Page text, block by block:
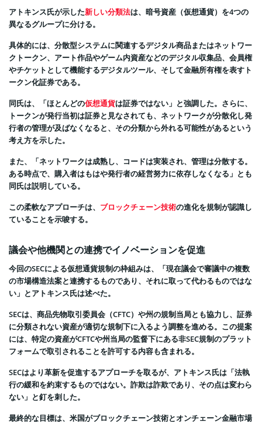
アトキンス氏が示した新しい分類法は、暗号資産（仮想通貨）を4つの
異なるグループに分ける。
具体的には、分散型システムに関連するデジタル商品またはネットワー
クトークン、アート作品やゲーム内資産などのデジタル収集品、会員権
やチケットとして機能するデジタルツール、そして金融所有権を表すト
ークン化証券である。
同氏は、「ほとんどの仮想通貨は証券ではない」と強調した。さらに、
トークンが発行当初は証券と見なされても、ネットワークが分散化し発
行者の管理が及ばなくなると、その分類から外れる可能性があるという
考え方を示した。
また、「ネットワークは成熟し、コードは実装され、管理は分散する。
ある時点で、購入者はもはや発行者の経営努力に依存しなくなる」とも
同氏は説明している。
この柔軟なアプローチは、 ブロックチェーン技術の進化を規制が認識し
ていることを示唆する。
議会や他機関との連携でイノベーションを促進
今回のSECによる仮想通貨規制の枠組みは、「現在議会で審議中の複数
の市場構造法案と連携するものであり、それに取って代わるものではな
い」とアトキンス氏は述べた。
SECは、商品先物取引委員会（CFTC）や州の規制当局とも協力し、証券
に分類されない資産が適切な規制下に入るよう調整を進める。この提案
には、特定の資産がCFTCや州当局の監督下にある非SEC規制のプラット
フォームで取引されることを許可する内容も含まれる。
SECはより革新を促進するアプローチを取るが、アトキンス氏は「法執
行の緩和を約束するものではない。詐欺は詐欺であり、その点は変わら
ない」と釘を刺した。
最終的な目標は、米国がブロックチェーン技術とオンチェーン金融市場